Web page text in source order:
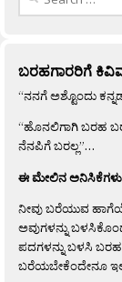
ಬರಹಗಾರರಿಗೆ
“ನನಗೆ ಅಶ್ಟೊಂದು
“ಹೊನಲಿಗಾಗಿ ಬರಹ
ನೆನಪಿಗೆ ಬರಲ್ಲ”…
ಈ ಮೇಲಿನ ಅನಿಸಿಕೆಗಳು
ನೀವು ಬರೆಯುವ
ಅವುಗಳನ್ನು
ಪದಗಳನ್ನು ಬಳಸಿ
ಬರೆಯಬೇಕೆಂದೇನೂ